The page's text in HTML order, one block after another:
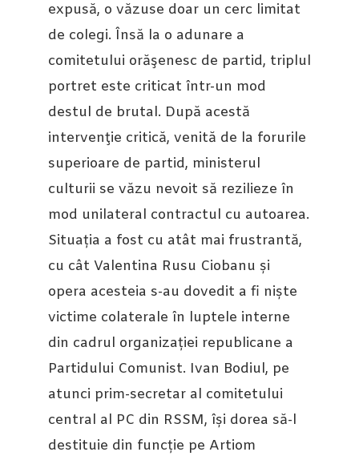
expusă, o văzuse doar un cerc limitat
de colegi. Însă la o adunare a
comitetului orăşenesc de partid, triplul
portret este criticat într-un mod
destul de brutal. După acestă
intervenţie critică, venită de la forurile
superioare de partid, ministerul
culturii se văzu nevoit să rezilieze în
mod unilateral contractul cu autoarea.
Situația a fost cu atât mai frustrantă,
cu cât Valentina Rusu Ciobanu și
opera acesteia s-au dovedit a fi niște
victime colaterale în luptele interne
din cadrul organizației republicane a
Partidului Comunist. Ivan Bodiul, pe
atunci prim-secretar al comitetului
central al PC din RSSM, își dorea să-l
destituie din funcție pe Artiom